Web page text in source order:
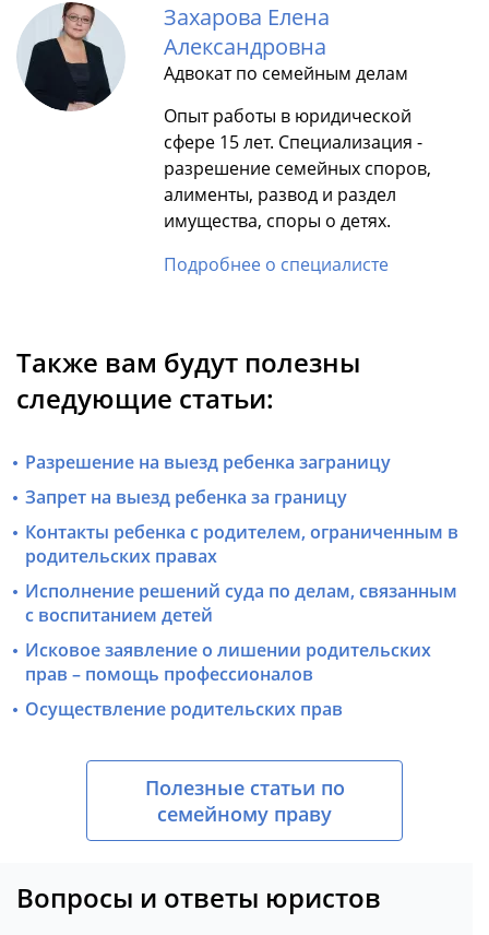
Захарова Елена
Александровна
Адвокат по семейным делам
Опыт работы в юридической
сфере 15 лет. Специализация -
разрешение семейных споров,
алименты, развод и раздел
имущества, споры о детях.
Подробнее о специалисте
Также вам будут полезны
следующие статьи:
Разрешение на выезд ребенка заграницу
Запрет на выезд ребенка за границу
Контакты ребенка с родителем, ограниченным в
родительских правах
Исполнение решений суда по делам, связанным
с воспитанием детей
Исковое заявление о лишении родительских
прав – помощь профессионалов
Осуществление родительских прав
Полезные статьи по
семейному праву
Вопросы и ответы юристов